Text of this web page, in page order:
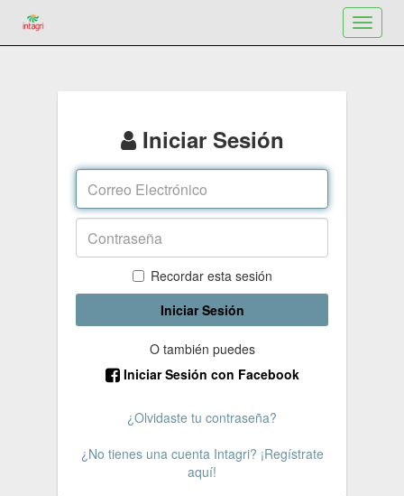
Toggle
Iniciar Sesión
Recordar esta sesión
Iniciar Sesión
O también puedes
Iniciar Sesión con Facebook
¿Olvidaste tu contraseña?
¿No tienes una cuenta Intagri? ¡Regístrate
aquí!